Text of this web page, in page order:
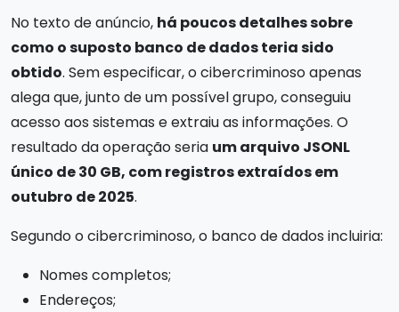
No texto de anúncio, há poucos detalhes sobre
como o suposto banco de dados teria sido
obtido. Sem especificar, o cibercriminoso apenas
alega que, junto de um possível grupo, conseguiu
acesso aos sistemas e extraiu as informações. O
resultado da operação seria um arquivo JSONL
único de 30 GB, com registros extraídos em
outubro de 2025.
Segundo o cibercriminoso, o banco de dados incluiria:
Nomes completos;
Endereços;